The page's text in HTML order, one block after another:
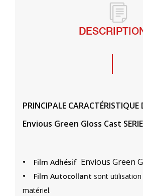
PRINCIPALE CARACTÉRISTIQUE
Envious Green Gloss Cast SERIE
• Film Adhésif Envious Green
•
Film Autocollant sont utilisation
matériel.